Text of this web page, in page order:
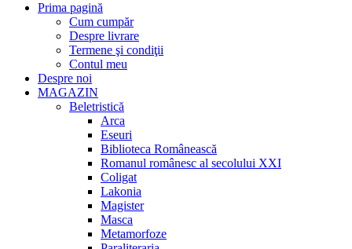
Prima pagină
Cum cumpăr
Despre livrare
Termene şi condiţii
Contul meu
Despre noi
MAGAZIN
Beletristică
Arca
Eseuri
Biblioteca Românească
Romanul românesc al secolului XXI
Coligat
Lakonia
Magister
Masca
Metamorfoze